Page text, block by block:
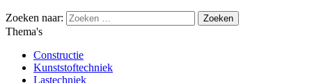
Zoeken naar:
Thema's
Constructie
Kunststoftechniek
Lastechniek